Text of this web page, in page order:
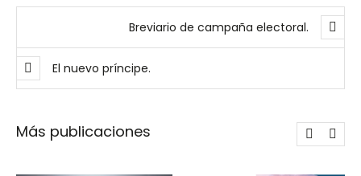
Breviario de campaña electoral.
El nuevo príncipe.
Más publicaciones